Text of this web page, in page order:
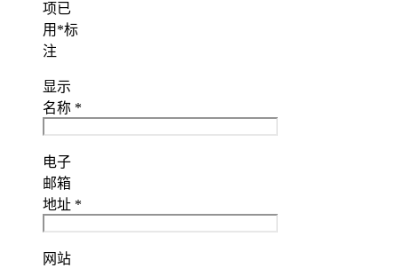
项已
用 *标
注
显示
名称 *
电子
邮箱
地址 *
网站